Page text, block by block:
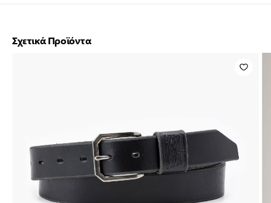
Σχετικά Προϊόντα